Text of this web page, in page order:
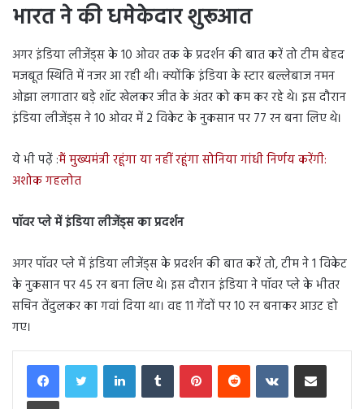
भारत ने की धमेकेदार शुरूआत
अगर इंडिया लीजेंड्स के 10 ओवर तक के प्रदर्शन की बात करें तो टीम बेहद
मजबूत स्थिति में नजर आ रही थी। क्योंकि इंडिया के स्टार बल्लेबाज नमन
ओझा लगातार बड़े शॉट खेलकर जीत के अंतर को कम कर रहे थे। इस दौरान
इंडिया लीजेंड्स ने 10 ओवर में 2 विकेट के नुकसान पर 77 रन बना लिए थे।
ये भी पढ़ें :मैं मुख्यमंत्री रहूंगा या नहीं रहूंगा सोनिया गांधी निर्णय करेंगी:
अशोक गहलोत
पॉवर प्ले में इंडिया लीजेंड्स का प्रदर्शन
अगर पॉवर प्ले में इंडिया लीजेंड्स के प्रदर्शन की बात करें तो, टीम ने 1 विकेट
के नुकसान पर 45 रन बना लिए थे। इस दौरान इंडिया ने पॉवर प्ले के भीतर
सचिन तेंदुलकर का गवां दिया था। वह 11 गेंदों पर 10 रन बनाकर आउट हो
गए।
LinkedInTumblr PinterestReddit VKontakteShare via Email
Print